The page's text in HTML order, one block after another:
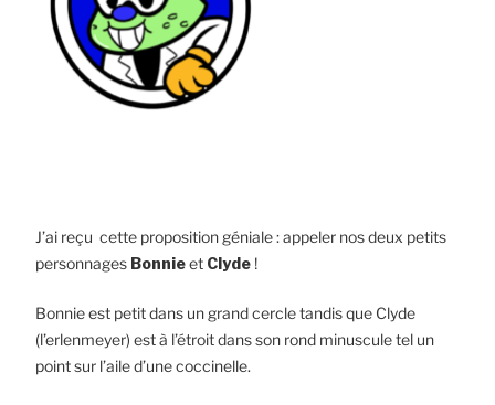
J’ai reçu cette proposition géniale : appeler nos deux petits
personnages Bonnieet Clyde !
Bonnie est petit dans un grand cercle tandis que Clyde
(l’erlenmeyer) est à l’étroit dans son rond minuscule tel un
point sur l’aile d’une coccinelle.